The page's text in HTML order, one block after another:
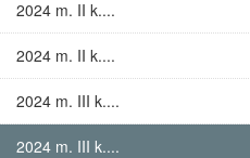
2024 m. II k....
2024 m. II k....
2024 m. III k....
2024 m. III k....